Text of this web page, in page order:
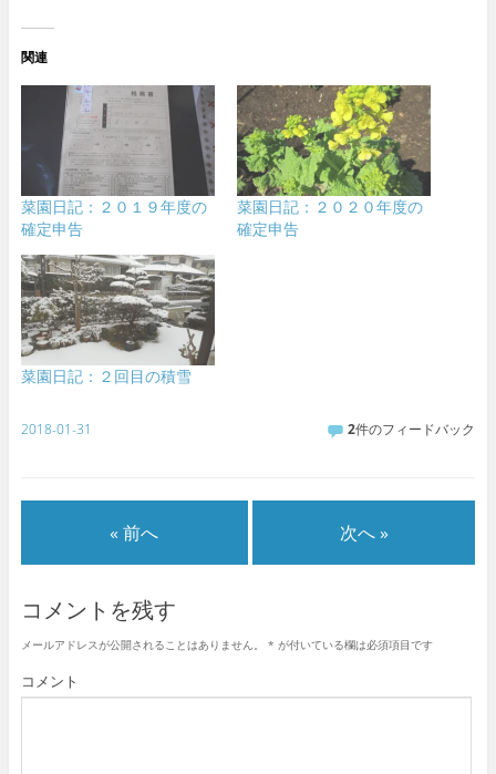
関連
菜園日記：２０１９年度の
確定申告
菜園日記：２０２０年度の
確定申告
菜園日記：２回目の積雪
2018-01-31 2件のフィードバック
« 前へ 次へ »
コメントを残す
メールアドレスが公開されることはありません。 * が付いている欄は必須項目です
コメント